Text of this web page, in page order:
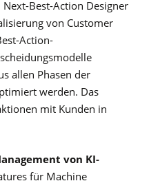
Best-Action Designer
von Customer
Action-
allen Phasen der
werden. Das
mit Kunden in
von KI-
für Machine